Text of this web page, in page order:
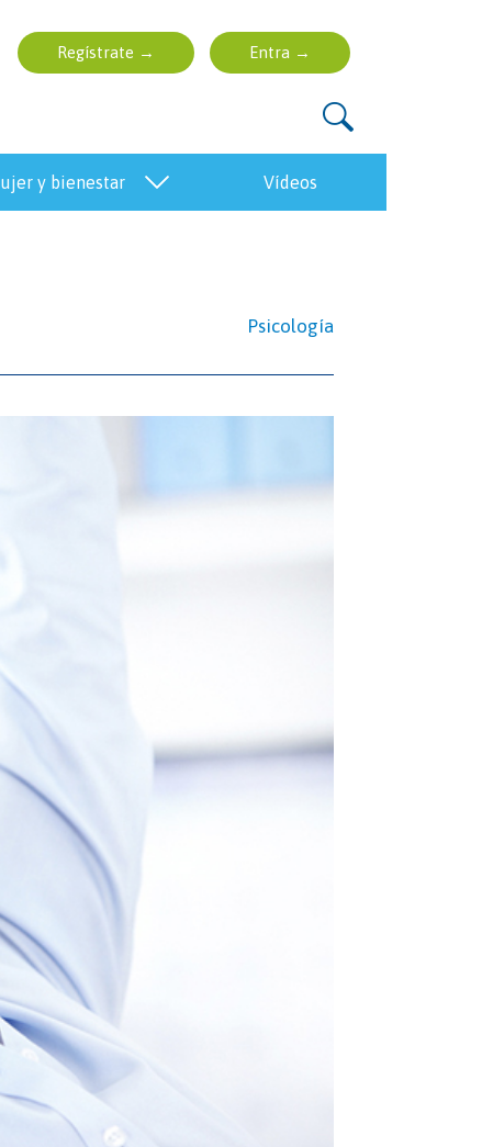
mujer y bienestar vídeos
Psicología